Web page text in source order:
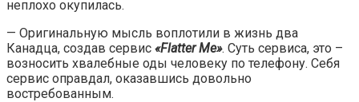
неплохо окупилась.
— Оригинальную мысль воплотили в жизнь два
Канадца, создав сервис «Flatter Me». Суть сервиса, это –
возносить хвалебные оды человеку по телефону. Себя
сервис оправдал, оказавшись довольно
востребованным.